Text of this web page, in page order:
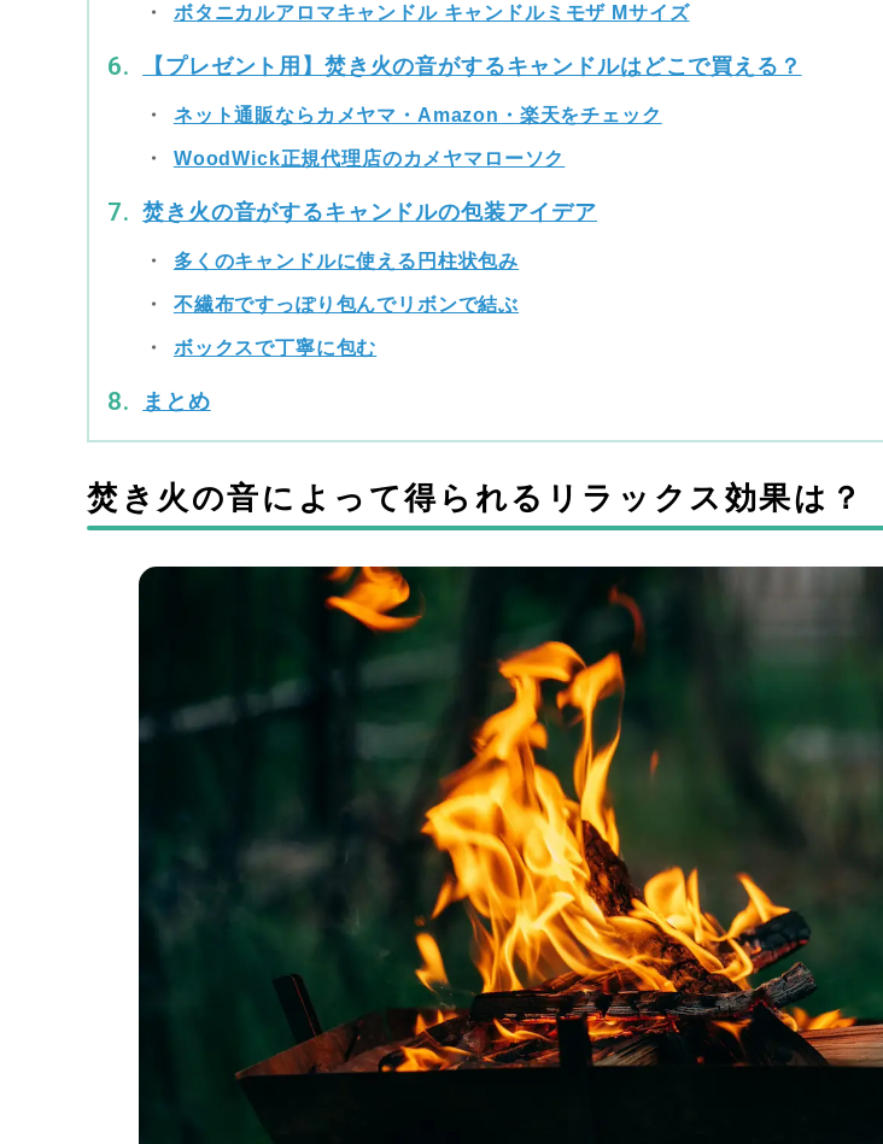
ボタニカルアロマキャンドル キャンドルミモザ Mサイズ
【プレゼント用】焚き火の音がするキャンドルはどこで買える？
ネット通販ならカメヤマ・Amazon・楽天をチェック
WoodWick正規代理店のカメヤマローソク
焚き火の音がするキャンドルの包装アイデア
多くのキャンドルに使える円柱状包み
不繊布ですっぽり包んでリボンで結ぶ
ボックスで丁寧に包む
まとめ
焚き火の音によって得られるリラックス効果は？